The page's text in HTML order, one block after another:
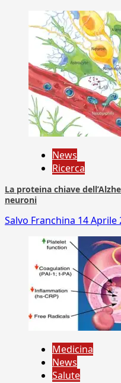
News
Ricerca
La proteina chiave
neuroni
Salvo Franchina 14 Aprile
Medicina
News
Salute